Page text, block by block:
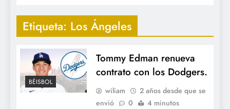
Etiqueta: Los Ángeles
BÉISBOL
Tommy Edman renueva
contrato con los Dodgers.
wiliam
2 años desde que se
envió
0 4 minutos